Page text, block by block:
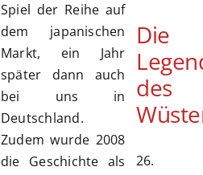
Spiel der Reihe auf
dem japanischen
Markt, ein Jahr
später dann auch
bei uns in
Deutschland.
Zudem wurde 2008
die Geschichte als
Die
des
26.